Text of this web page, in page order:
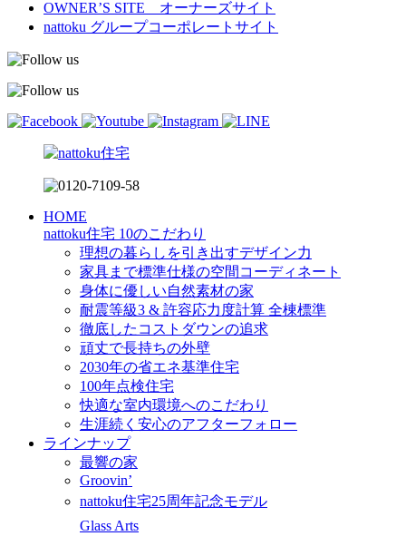
OWNER’S SITE オーナーズサイト
nattoku グループコーポレートサイト
HOME
nattoku住宅 10のこだわり
理想の暮らしを引き出すデザイン力
家具まで標準仕様の空間コーディネート
身体に優しい自然素材の家
耐震等級3 & 許容応力度計算 全棟標準
徹底したコストダウンの追求
頑丈で長持ちの外壁
2030年の省エネ基準住宅
100年点検住宅
快適な室内環境へのこだわり
生涯続く安心のアフターフォロー
ラインナップ
最響の家
Groovin’
nattoku住宅25周年記念モデル
Glass Arts